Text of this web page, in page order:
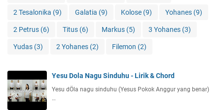
2 Tesalonika (9) Galatia (9) Kolose (9) Yohanes (9)
2 Petrus (6) Titus (6) Markus (5) 3 Yohanes (3)
Yudas (3) 2 Yohanes (2) Filemon (2)
Yesu Dola Nagu Sinduhu - Lirik & Chord
Yesu dÖla nagu sinduhu (Yesus Pokok Anggur yang benar)
…